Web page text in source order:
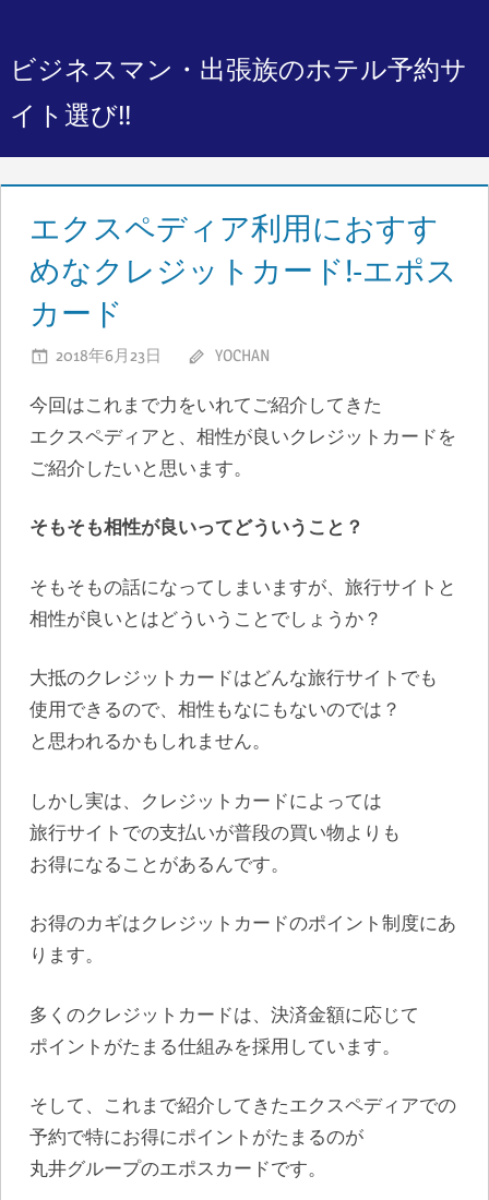
テ
ン
ビジネスマン・出張族のホテル予約サ
イト選び!!
エクスペディア利用におすす
めなクレジットカード!-エポス
カード
2018年6月23日 YOCHAN
今回はこれまで力をいれてご紹介してきた
エクスペディアと、相性が良いクレジットカードを
ご紹介したいと思います。
そもそも相性が良いってどういうこと？
そもそもの話になってしまいますが、旅行サイトと
相性が良いとはどういうことでしょうか？
大抵のクレジットカードはどんな旅行サイトでも
使用できるので、相性もなにもないのでは？
と思われるかもしれません。
しかし実は、クレジットカードによっては
旅行サイトでの支払いが普段の買い物よりも
お得になることがあるんです。
お得のカギはクレジットカードのポイント制度にあ
ります。
多くのクレジットカードは、決済金額に応じて
ポイントがたまる仕組みを採用しています。
そして、これまで紹介してきたエクスペディアでの
予約で特にお得にポイントがたまるのが
丸井グループのエポスカードです。